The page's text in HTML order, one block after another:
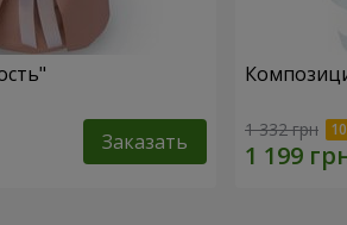
Заказать 1 332 грн